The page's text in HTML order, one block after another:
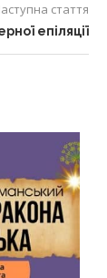
стаття
епіляції